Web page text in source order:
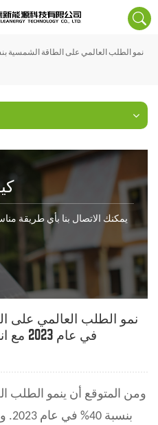
في عام 2023 مع انخفاض الأسعار ونمو السعة
ومن المتوقع أن ينمو الطلب